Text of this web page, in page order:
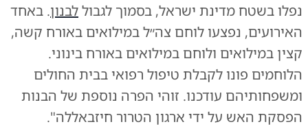
נפלו בשטח מדינת ישראל, בסמוך לגבוללבנון. באחד
האירועים, נפצעו לוחם צה״ל במילואים באורח קשה,
קצין במילואים ולוחם במילואים באורח בינוני.
הלוחמים פונו לקבלת טיפול רפואי בבית החולים
ומשפחותיהם עודכנו. זוהי הפרה נוספת של הבנות
הפסקת האש על ידי ארגון הטרור חיזבאללה".